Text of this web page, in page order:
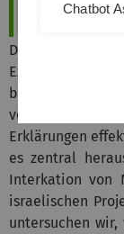
Das
Explainable
bereits, um
von
Erklärungen
es zentral
Interkation von
israelischen
untersuchen
Chatbot